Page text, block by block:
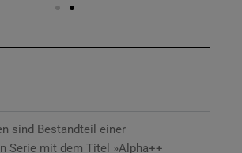
sind Bestandteil einer
Serie mit dem Titel »Alpha++